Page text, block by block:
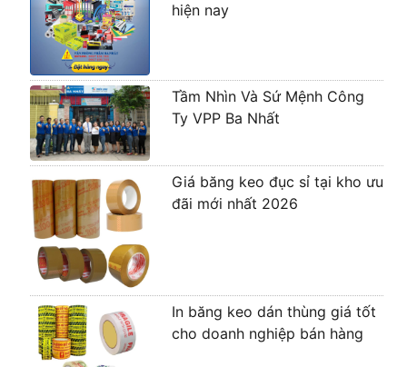
hiện nay
Tầm Nhìn Và Sứ Mệnh Công
Ty VPP Ba Nhất
Giá băng keo đục sỉ tại kho ưu
đãi mới nhất 2026
In băng keo dán thùng giá tốt
cho doanh nghiệp bán hàng